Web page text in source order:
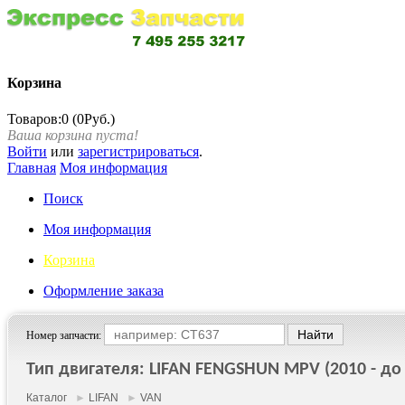
Корзина
Товаров:0 (0Руб.)
Ваша корзина пуста!
Войти или зарегистрироваться.
Главная Моя информация
Поиск
Моя информация
Корзина
Оформление заказа
Номер запчасти:
Тип двигателя: LIFAN FENGSHUN MPV (2010 -
Каталог ► LIFAN ► VAN